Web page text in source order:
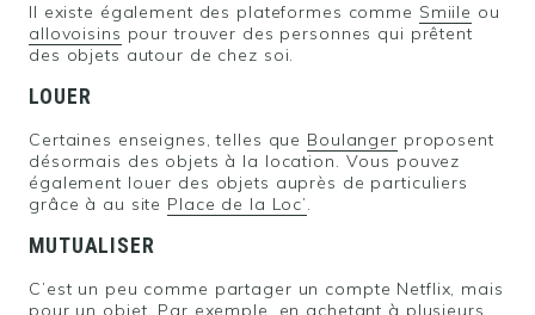
Il existe également des plateformes comme Smiile ou
allovoisins pour trouver des personnes qui prêtent
des objets autour de chez soi.
LOUER
Certaines enseignes, telles que Boulanger proposent
désormais des objets à la location. Vous pouvez
également louer des objets auprès de particuliers
grâce à au site Place de la Loc’.
MUTUALISER
C’est un peu comme partager un compte Netflix, mais
pour un objet. Par exemple, en achetant à plusieurs